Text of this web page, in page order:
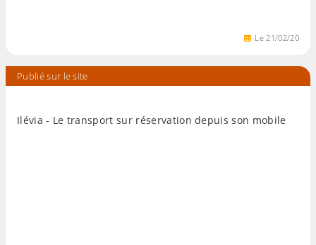
Le21/02/20
Publié sur le site
Ilévia - Le transport sur réservation depuis son mobile